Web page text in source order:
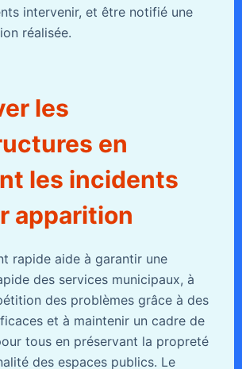
intervenir, et être notifié une
réalisée.
les
en
les incidents
apparition
rapide aide à garantir une
des services municipaux, à
des problèmes grâce à des
et à maintenir un cadre de
tous en préservant la propreté
des espaces publics. Le